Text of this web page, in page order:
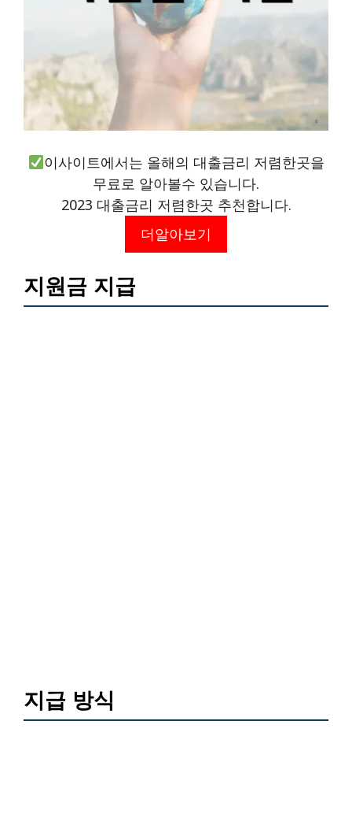
이사이트에서는 올해의 대출금리 저렴한곳을
무료로 알아볼수 있습니다.
2023 대출금리 저렴한곳 추천합니다.
더알아보기
지원금 지급
지급 방식